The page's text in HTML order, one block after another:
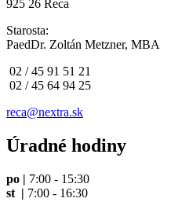
925 26 Reca
Starosta:
PaedDr. Zoltán Metzner, MBA
02 / 45 91 51 21
02 / 45 64 94 25
reca@nextra.sk
Úradné hodiny
po | 7:00 - 15:30
st | 7:00 - 16:30